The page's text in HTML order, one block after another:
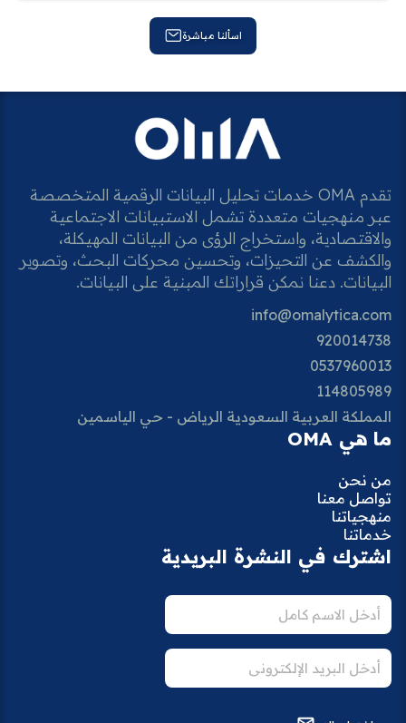
اسألنا مباشرة
تقدم OMA خدمات تحليل البيانات الرقمية المتخصصة
عبر منهجيات متعددة تشمل الاستبيانات الاجتماعية
والاقتصادية، واستخراج الرؤى من البيانات المهيكلة،
والكشف عن التحيزات، وتحسين محركات البحث، وتصوير
البيانات. دعنا نمكن قراراتك المبنية على البيانات.
info@omalytica.com
920014738
0537960013
114805989
المملكة العربية السعودية الرياض - حي الياسمين
ما هي OMA
من نحن
تواصل معنا
منهجياتنا
خدماتنا
اشترك في النشرة البريدية